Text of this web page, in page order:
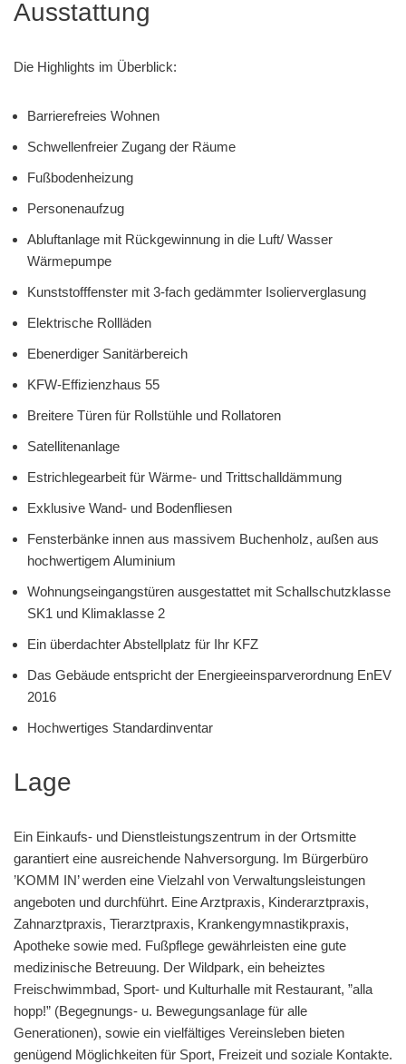
Ausstattung
Die Highlights im Überblick:
Barrierefreies Wohnen
Schwellenfreier Zugang der Räume
Fußbodenheizung
Personenaufzug
Abluftanlage mit Rückgewinnung in die Luft/ Wasser
Wärmepumpe
Kunststofffenster mit 3-fach gedämmter Isolierverglasung
Elektrische Rollläden
Ebenerdiger Sanitärbereich
KFW-Effizienzhaus 55
Breitere Türen für Rollstühle und Rollatoren
Satellitenanlage
Estrichlegearbeit für Wärme- und Trittschalldämmung
Exklusive Wand- und Bodenfliesen
Fensterbänke innen aus massivem Buchenholz, außen aus
hochwertigem Aluminium
Wohnungseingangstüren ausgestattet mit Schallschutzklasse
SK1 und Klimaklasse 2
Ein überdachter Abstellplatz für Ihr KFZ
Das Gebäude entspricht der Energieeinsparverordnung EnEV
2016
Hochwertiges Standardinventar
Lage
Ein Einkaufs- und Dienstleistungszentrum in der Ortsmitte
garantiert eine ausreichende Nahversorgung. Im Bürgerbüro
’KOMM IN’ werden eine Vielzahl von Verwaltungsleistungen
angeboten und durchführt. Eine Arztpraxis, Kinderarztpraxis,
Zahnarztpraxis, Tierarztpraxis, Krankengymnastikpraxis,
Apotheke sowie med. Fußpflege gewährleisten eine gute
medizinische Betreuung. Der Wildpark, ein beheiztes
Freischwimmbad, Sport- und Kulturhalle mit Restaurant, ”alla
hopp!” (Begegnungs- u. Bewegungsanlage für alle
Generationen), sowie ein vielfältiges Vereinsleben bieten
genügend Möglichkeiten für Sport, Freizeit und soziale Kontakte.